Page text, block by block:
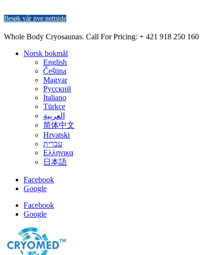
Besøk vår nye nettside
Whole Body Cryosaunas. Call For Pricing: + 421 918 250 160
Norsk bokmål
English
Čeština
Magyar
Русский
Italiano
Türkçe
العربية
简体中文
Hrvatski
עברית
Ελληνικα
日本語
Facebook
Google
Facebook
Google